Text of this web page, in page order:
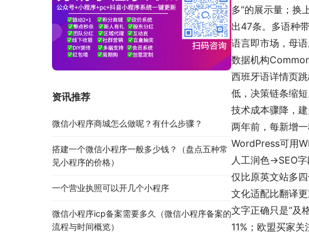
多”的展示量；换
出47条。多语种
语言即市场，母
数据机构
西班牙语详情页
低，决策链条缩
技术成本骤降，
两年前，每新增
WordPress可用
人工润色→SEO
仅比原英文站多
文化适配比翻译
文字正确只是“及
11%；欧盟买家
资讯推荐
微信小程序商城怎么做呢？有什么步骤？
搭建一个微信小程序一般多少钱？（盘点五种常
见小程序的价格）
一个营业执照可以开几个小程序
微信小程序icp备案需要多久（微信小程序备案的
流程与时间概览）